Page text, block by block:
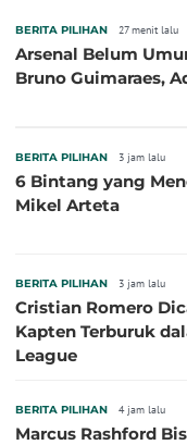
BERITA PILIHAN 27 menit lalu
Arsenal Belum
Bruno Guimaraes,
BERITA PILIHAN 3 jam lalu
6 Bintang yang
Mikel Arteta
BERITA PILIHAN 3 jam lalu
Cristian Romero
Kapten Terburuk
League
BERITA PILIHAN 4 jam lalu
Marcus Rashford